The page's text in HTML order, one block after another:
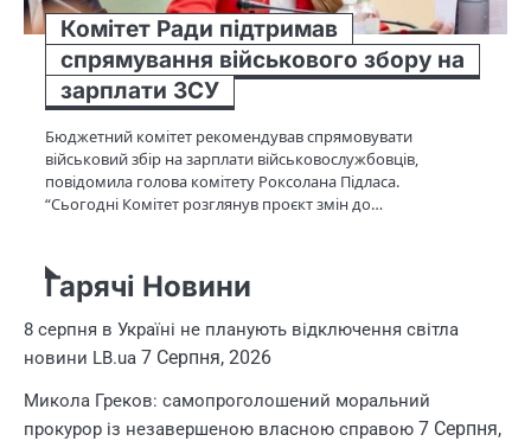
Комітет Ради підтримав
спрямування військового збору на
зарплати ЗСУ
Бюджетний комітет рекомендував спрямовувати
військовий збір на зарплати військовослужбовців,
повідомила голова комітету Роксолана Підласа.
“Сьогодні Комітет розглянув проєкт змін до…
Гарячі Новини
8 серпня в Україні не планують відключення світла
новини LB.ua 7 Серпня, 2026
Микола Греков: самопроголошений моральний
прокурор із незавершеною власною справою 7 Серпня,